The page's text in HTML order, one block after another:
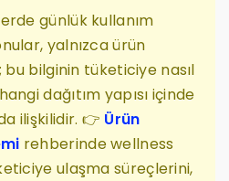
günlük kullanım
yalnızca ürün
bu bilginin tüketiciye nasıl
dağıtım yapısı içinde
ilişkilidir. 👉 Ürün
rehberinde wellness
ulaşma süreçlerini,